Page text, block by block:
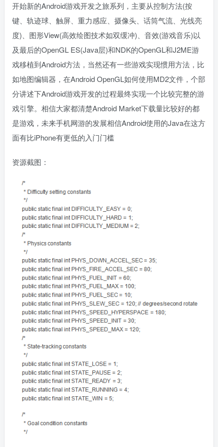
开始新的Android游戏开发之旅系列，主要从控制方法(按
键、轨迹球、触屏、重力感应、摄像头、话筒气流、光线亮
度)、图形View(高效绘图技术如双缓冲)、音效(游戏音乐)以
及最后的OpenGL ES(Java层)和NDK的OpenGL和J2ME游
戏移植到Android方法，当然还有一些游戏实现惯用方法，比
如地图编辑器，在Android OpenGL如何使用MD2文件，个部
分讲述下Android游戏开发的过程最终实现一个比较完整的游
戏引擎。相信大家都清楚Android Market下载量比较好的都
是游戏，未来手机网游的发展相信Android使用的Java在这方
面有比iPhone有更低的入门门槛
资源截图：